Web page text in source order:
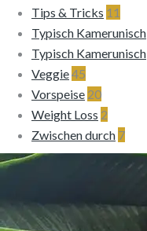
Tips & Tricks 11
Typisch Kamerunisch
Typisch Kamerunisch
Veggie45
Vorspeise 20
Weight Loss 2
Zwischen durch 7